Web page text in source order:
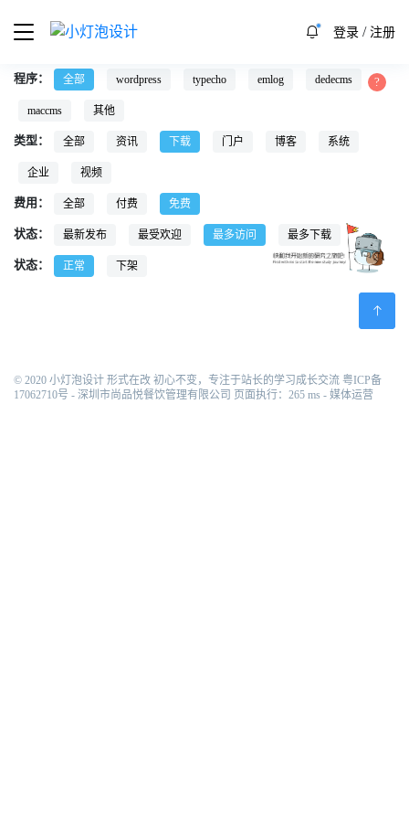
登录/ 注册
程序： 全部 wordpress typecho emlog dedecms
maccms 其他
类型： 全部 资讯 下载 门户 博客 系统
企业 视频
费用： 全部 付费 免费
状态： 最新发布 最受欢迎 最多访问 最多下载
状态： 正常 下架
© 2020 小灯泡设计 形式在改 初心不变，专注于站长的学习成长交流 粤ICP备
17062710号 - 深圳市尚品悦餐饮管理有限公司 页面执行：265 ms - 媒体运营